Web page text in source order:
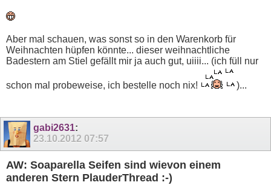
Aber mal schauen, was sonst so in den Warenkorb für
Weihnachten hüpfen könnte... dieser weihnachtliche
Badestern am Stiel gefällt mir ja auch gut, uiiii... (ich füll nur
schon mal probeweise, ich bestelle noch nix! )...
gabi2631:
23.10.2012 07:57
AW: Soaparella Seifen sind wievon einem
anderen Stern PlauderThread :-)